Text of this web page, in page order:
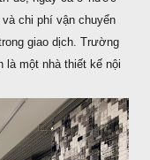
chi phí vận chuyển
giao dịch. Trường
là một nhà thiết kế nội